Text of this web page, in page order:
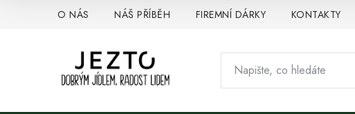
O NÁS NÁŠ PŘÍBĚH FIREMNÍ DÁRKY KONTAKTY